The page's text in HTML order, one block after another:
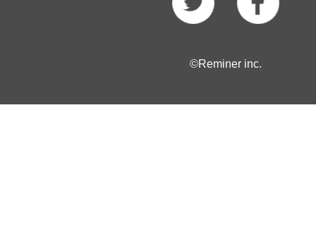
©Reminer inc.